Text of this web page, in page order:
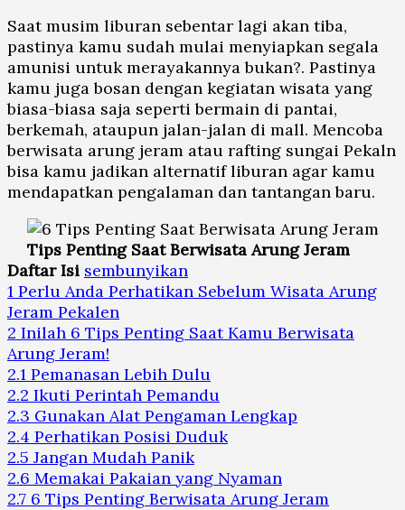
Saat musim liburan sebentar lagi akan tiba,
pastinya kamu sudah mulai menyiapkan segala
amunisi untuk merayakannya bukan?. Pastinya
kamu juga bosan dengan kegiatan wisata yang
biasa-biasa saja seperti bermain di pantai,
berkemah, ataupun jalan-jalan di mall. Mencoba
berwisata arung jeram atau rafting sungai Pekaln
bisa kamu jadikan alternatif liburan agar kamu
mendapatkan pengalaman dan tantangan baru.
Tips Penting Saat Berwisata Arung Jeram
Daftar Isi sembunyikan
1 Perlu Anda Perhatikan Sebelum Wisata Arung
Jeram Pekalen
2 Inilah 6 Tips Penting Saat Kamu Berwisata
Arung Jeram!
2.1 Pemanasan Lebih Dulu
2.2 Ikuti Perintah Pemandu
2.3 Gunakan Alat Pengaman Lengkap
2.4 Perhatikan Posisi Duduk
2.5 Jangan Mudah Panik
2.6 Memakai Pakaian yang Nyaman
2.7 6 Tips Penting Berwisata Arung Jeram